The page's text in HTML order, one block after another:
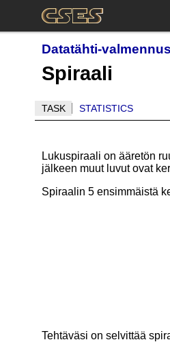
Datatähti-valmennus
Spiraali
TASK STATISTICS
Lukuspiraali on ääretön
jälkeen muut luvut ovat
Spiraalin 5 ensimmäistä
Tehtäväsi on selvittää